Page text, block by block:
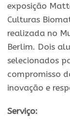
exposição
Culturas
realizada no
Berlim. Dois
selecionados
compromisso
inovação e
Serviço: